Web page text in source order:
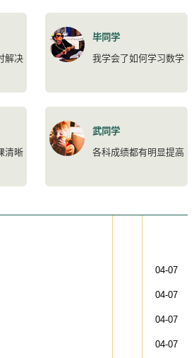
解决
毕同学
我学会了如何学习数学
清晰
武同学
各科成绩都有明显提高
04-07
04-07
04-07
04-07